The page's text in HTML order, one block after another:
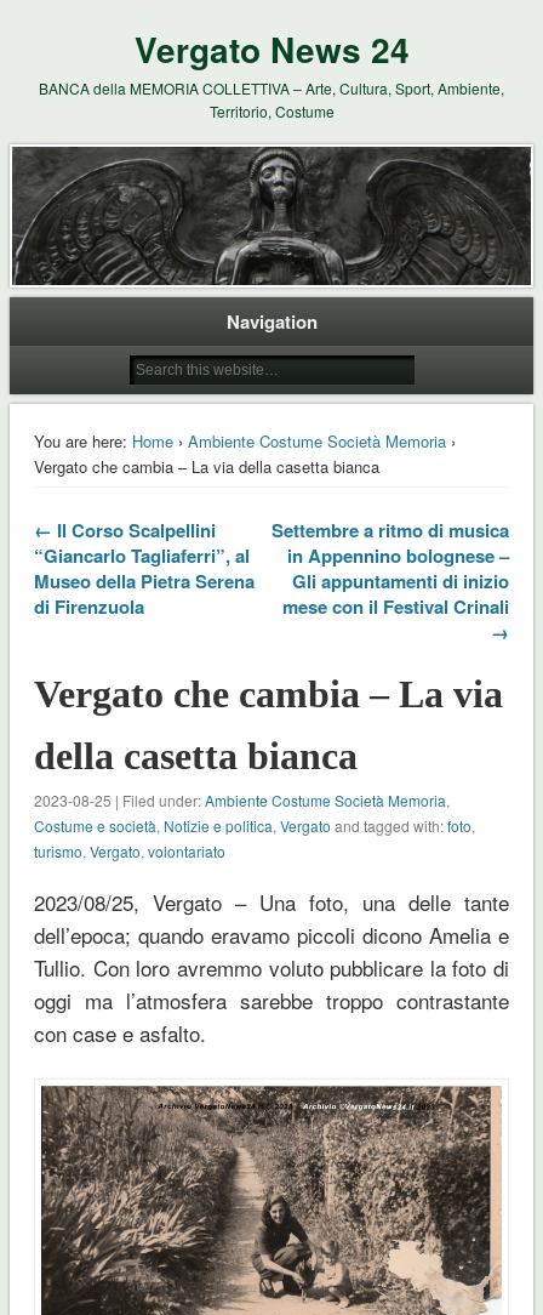
Vergato News 24
BANCA della MEMORIA COLLETTIVA – Arte, Cultura, Sport, Ambiente,
Territorio, Costume
Navigation
You are here: Home› Ambiente Costume Società Memoria›
Vergato che cambia – La via della casetta bianca
← Il Corso Scalpellini
“Giancarlo Tagliaferri”, al
Museo della Pietra Serena
di Firenzuola
Settembre a ritmo di musica
in Appennino bolognese –
Gli appuntamenti di inizio
mese con il Festival Crinali
→
Vergato che cambia – La via
della casetta bianca
2023-08-25 | Filed under:Ambiente Costume Società Memoria,
Costume e società, Notizie e politica, Vergato and tagged with:foto,
turismo, Vergato, volontariato
2023/08/25, Vergato – Una foto, una delle tante
dell’epoca; quando eravamo piccoli dicono Amelia e
Tullio. Con loro avremmo voluto pubblicare la foto di
oggi ma l’atmosfera sarebbe troppo contrastante
con case e asfalto.